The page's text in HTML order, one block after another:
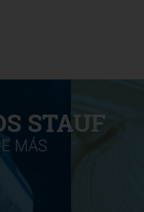
STAUF
MÁS